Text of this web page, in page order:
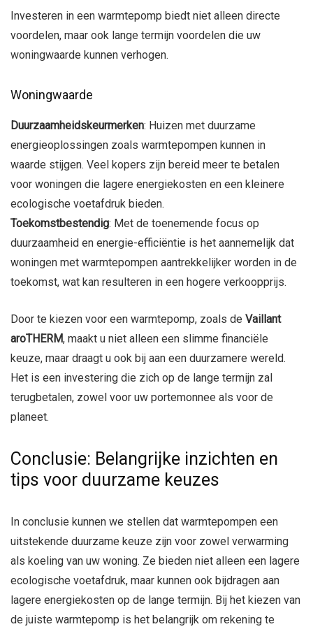
Investeren in een warmtepomp biedt niet alleen directe
voordelen, maar ook lange termijn voordelen die uw
woningwaarde kunnen verhogen.
Woningwaarde
Duurzaamheidskeurmerken: Huizen met duurzame
energieoplossingen zoals warmtepompen kunnen in
waarde stijgen. Veel kopers zijn bereid meer te betalen
voor woningen die lagere energiekosten en een kleinere
ecologische voetafdruk bieden.
Toekomstbestendig: Met de toenemende focus op
duurzaamheid en energie-efficiëntie is het aannemelijk dat
woningen met warmtepompen aantrekkelijker worden in de
toekomst, wat kan resulteren in een hogere verkoopprijs.
Door te kiezen voor een warmtepomp, zoals de Vaillant
aroTHERM, maakt u niet alleen een slimme financiële
keuze, maar draagt u ook bij aan een duurzamere wereld.
Het is een investering die zich op de lange termijn zal
terugbetalen, zowel voor uw portemonnee als voor de
planeet.
Conclusie: Belangrijke inzichten en
tips voor duurzame keuzes
In conclusie kunnen we stellen dat warmtepompen een
uitstekende duurzame keuze zijn voor zowel verwarming
als koeling van uw woning. Ze bieden niet alleen een lagere
ecologische voetafdruk, maar kunnen ook bijdragen aan
lagere energiekosten op de lange termijn. Bij het kiezen van
de juiste warmtepomp is het belangrijk om rekening te